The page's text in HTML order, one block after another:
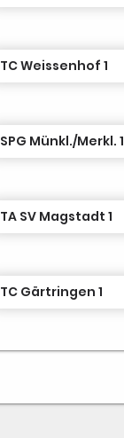
TC Weissenhof 1
SPG Münkl./Merkl. 1
TA SV Magstadt 1
TC Gärtringen 1